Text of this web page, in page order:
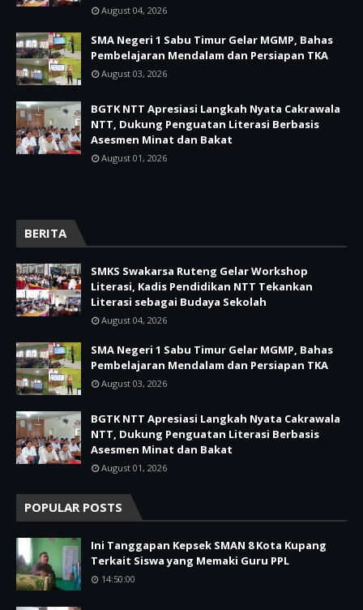
August 04, 2026
SMA Negeri 1 Sabu Timur Gelar MGMP, Bahas
Pembelajaran Mendalam dan Persiapan TKA
August 03, 2026
BGTK NTT Apresiasi Langkah Nyata Cakrawala
NTT, Dukung Penguatan Literasi Berbasis
Asesmen Minat dan Bakat
August 01, 2026
BERITA
SMKS Swakarsa Ruteng Gelar Workshop
Literasi, Kadis Pendidikan NTT Tekankan
Literasi sebagai Budaya Sekolah
August 04, 2026
SMA Negeri 1 Sabu Timur Gelar MGMP, Bahas
Pembelajaran Mendalam dan Persiapan TKA
August 03, 2026
BGTK NTT Apresiasi Langkah Nyata Cakrawala
NTT, Dukung Penguatan Literasi Berbasis
Asesmen Minat dan Bakat
August 01, 2026
POPULAR POSTS
Ini Tanggapan Kepsek SMAN 8 Kota Kupang
Terkait Siswa yang Memaki Guru PPL
14:50:00